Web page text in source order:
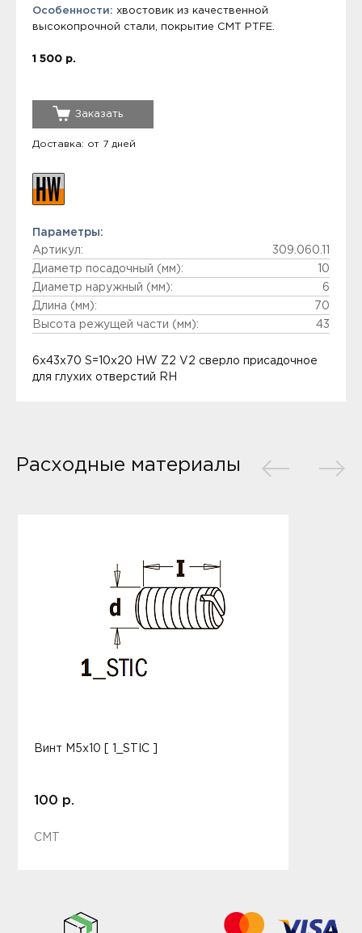
Особенности: хвостовик из качественной
высокопрочной стали, покрытие СМТ PTFE.
1 500 р.
Заказать
Доставка: от 7 дней
Параметры:
Артикул:
309.060.11
Диаметр посадочный (мм):
10
Диаметр наружный (мм):
6
Длина (мм):
70
Высота режущей части (мм):
43
6x43x70 S=10x20 HW Z2 V2 сверло присадочное
для глухих отверстий RH
Расходные материалы
Винт M5x10 [ 1_STIC ]
100 р.
CMT